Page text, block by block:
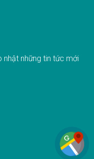
nhật những tin tức mới